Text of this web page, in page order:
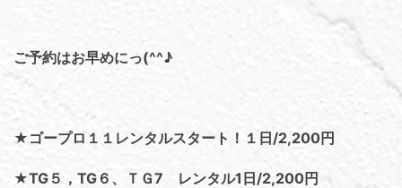
ご予約はお早めにっ(^^♪
★ゴープロ１１レンタルスタート！１日/2,200円
★TG５，TG６、ＴＧ7 レンタル1日/2,200円